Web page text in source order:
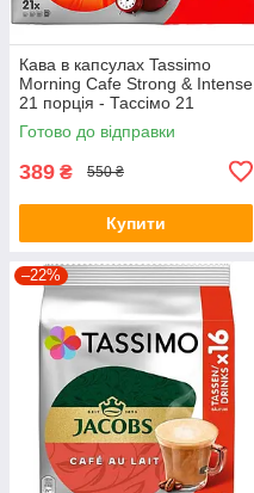
Кава в капсулах Tassimo
Morning Cafe Strong & Intense
21 порція - Тассімо 21
капсула BIG PACK
Готово до відправки
389 ₴ 550 ₴
Купити
–22%